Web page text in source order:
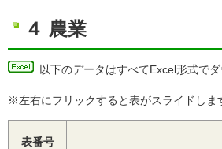
４ 農業
以下のデータはすべてExcel形式でダ
※左右にフリックすると表がスライドしま
表番号